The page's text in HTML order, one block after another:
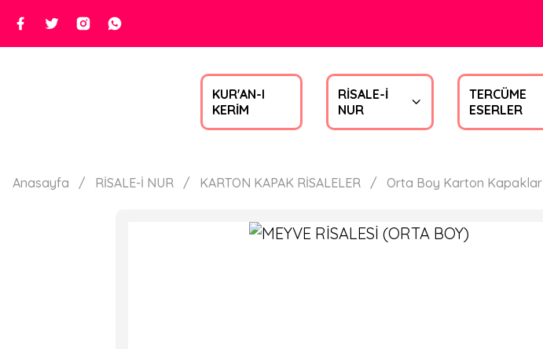
KUR'AN-I
KERİM
RİSALE-İ
NUR
TERCÜME
ESERLER
Anasayfa RİSALE-İ NUR KARTON KAPAK RİSALELER Orta Boy Karton Kapaklar